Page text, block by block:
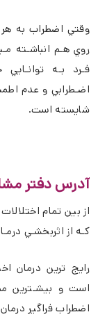
وقتي اضطراب به هر
روي هـم انباشـته
فـرد بـه
اضـطرابي و عدم
شايسته است.
آدرس دفتر
از بين تمام
كـه از اثربخشـي
رایج ترین درمان
است و بيشـترين
اضطراب فراگير